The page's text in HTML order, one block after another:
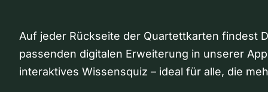
Auf jeder Rückseite der Quartettkarten findest
passenden digitalen Erweiterung in unserer
interaktives Wissensquiz – ideal für alle, die